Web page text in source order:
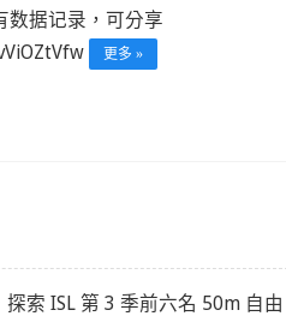
数据记录，可分享
更多 »
探索 ISL 第 3 季前六名 50m 自由